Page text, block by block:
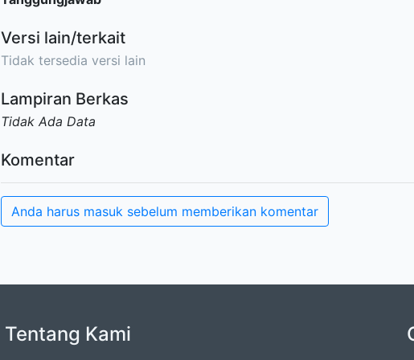
Versi lain/terkait
Tidak tersedia versi lain
Lampiran Berkas
Tidak Ada Data
Komentar
Anda harus masuk sebelum memberikan komentar
Tentang Kami